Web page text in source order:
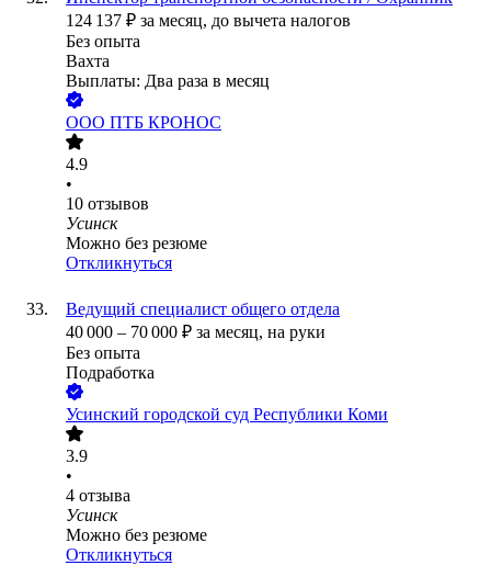
124 137 ₽ за месяц, до вычета налогов
Без опыта
Вахта
Выплаты: Два раза в месяц
ООО ПТБ КРОНОС
4.9
•
10 отзывов
Усинск
Можно без резюме
Откликнуться
Ведущий специалист общего отдела
40 000 – 70 000 ₽ за месяц, на руки
Без опыта
Подработка
Усинский городской суд Республики Коми
3.9
•
4 отзыва
Усинск
Можно без резюме
Откликнуться